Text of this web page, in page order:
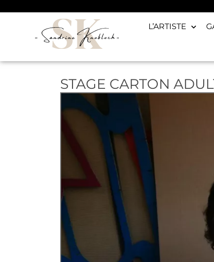
L’ARTISTE
STAGE CARTON